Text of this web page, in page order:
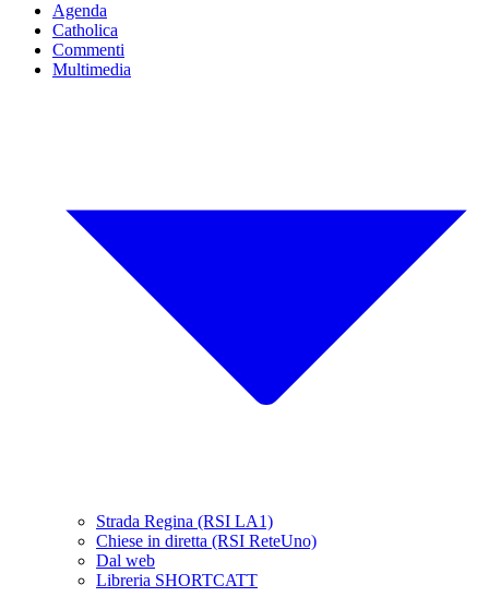
Agenda
Catholica
Commenti
Multimedia
Strada Regina (RSI LA1)
Chiese in diretta (RSI ReteUno)
Dal web
Libreria SHORTCATT